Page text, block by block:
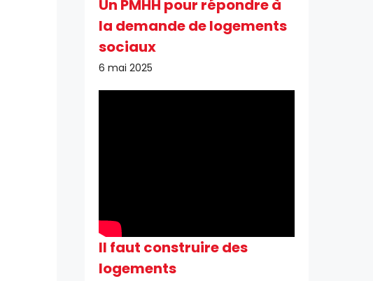
Un PMHH pour répondre à
la demande de logements
sociaux
6 mai 2025
Il faut construire des
logements